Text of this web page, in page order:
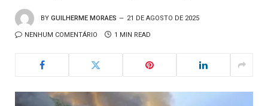
BY GUILHERME MORAES 21 DE AGOSTO DE 2025
NENHUM COMENTÁRIO 1 MIN READ